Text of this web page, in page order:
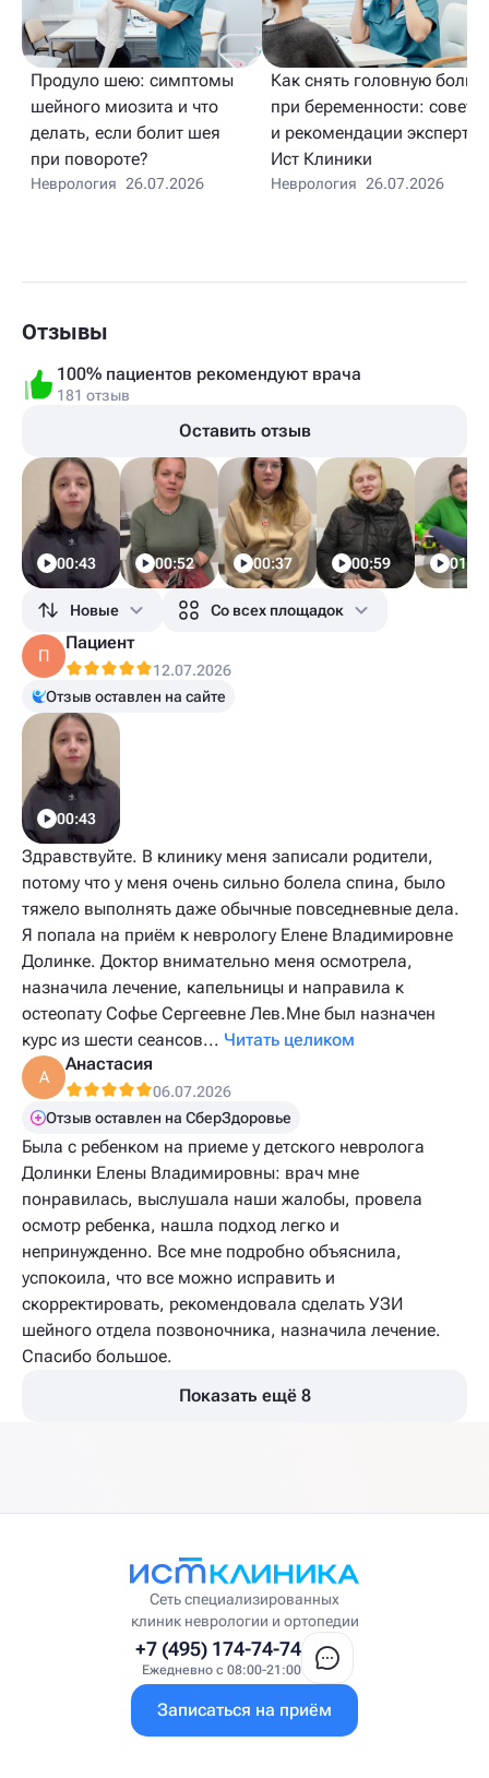
Продуло шею: симптомы
шейного миозита и что
делать, если болит шея
при повороте?
Неврология 26.07.2026
Как снять головную боль
при беременности: советы
и рекомендации экспертов
Ист Клиники
Неврология 26.07.2026
Отзывы
100% пациентов рекомендуют врача
181 отзыв
Оставить отзыв
00:43 00:52 00:37 00:59 01:40
Новые Со всех площадок
П
Пациент
12.07.2026
Отзыв оставлен на сайте
00:43
Здравствуйте. В клинику меня записали родители,
потому что у меня очень сильно болела спина, было
тяжело выполнять даже обычные повседневные дела.
Я попала на приём к неврологу Елене Владимировне
Долинке. Доктор внимательно меня осмотрела,
назначила лечение, капельницы и направила к
остеопату Софье Сергеевне Лев.Мне был назначен
курс из шести сеансов... Читать целиком
А
Анастасия
06.07.2026
Отзыв оставлен на СберЗдоровье
Была с ребенком на приеме у детского невролога
Долинки Елены Владимировны: врач мне
понравилась, выслушала наши жалобы, провела
осмотр ребенка, нашла подход легко и
непринужденно. Все мне подробно объяснила,
успокоила, что все можно исправить и
скорректировать, рекомендовала сделать УЗИ
шейного отдела позвоночника, назначила лечение.
Спасибо большое.
Показать ещё 8
Сеть специализированных
клиник неврологии и ортопедии
+7 (495) 174-74-74
Ежедневно с 08:00-21:00
Записаться на приём